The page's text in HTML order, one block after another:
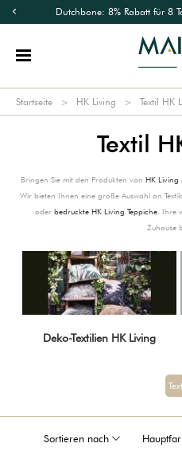
Dutchbone: 8% Rabatt für 8
Startseite HK Living Textil HK
Textil
Bringen Sie mit den Produkten von HK Living
Wir bieten Ihnen eine große Auswahl an
oder bedruckte HK Living Teppiche. Ihre
Zuhause
Deko-Textilien HK Living
Sortieren nach